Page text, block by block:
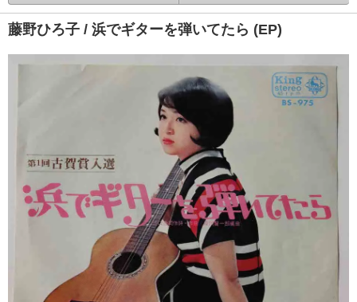
藤野ひろ子 / 浜でギターを弾いてたら (EP)